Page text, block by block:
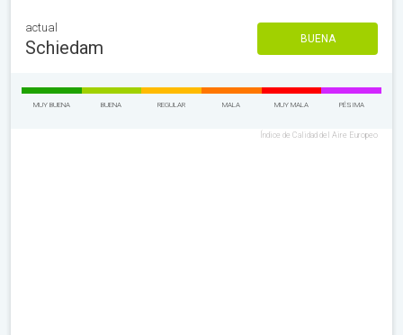
actual
Schiedam BUENA
MUY BUENA BUENA REGULAR MALA MUY MALA PÉSIMA
Índice de Calidad del Aire Europeo